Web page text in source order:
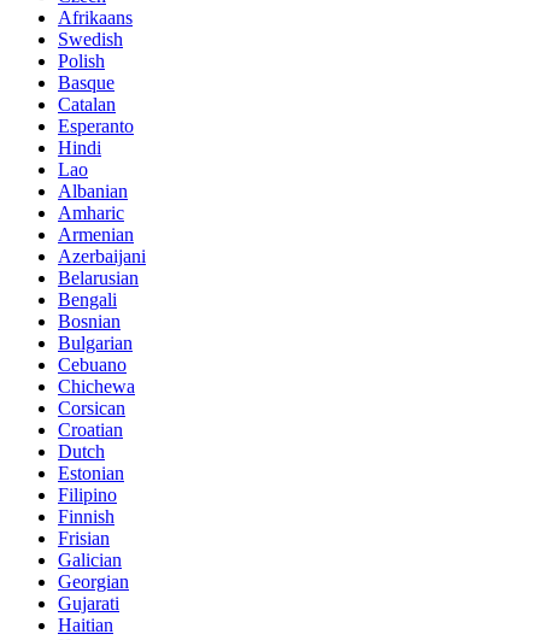
Afrikaans
Swedish
Polish
Basque
Catalan
Esperanto
Hindi
Lao
Albanian
Amharic
Armenian
Azerbaijani
Belarusian
Bengali
Bosnian
Bulgarian
Cebuano
Chichewa
Corsican
Croatian
Dutch
Estonian
Filipino
Finnish
Frisian
Galician
Georgian
Gujarati
Haitian